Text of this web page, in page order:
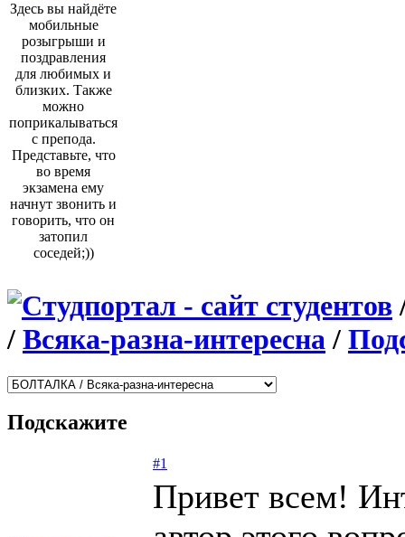
Здесь вы найдёте
мобильные
розыгрыши и
поздравления
для любимых и
близких. Также
можно
поприкалываться
с препода.
Представьте, что
во время
экзамена ему
начнут звонить и
говорить, что он
затопил
соседей;))
/ Всяка-разна-интересна/
Подскажите
#1
Привет всем!